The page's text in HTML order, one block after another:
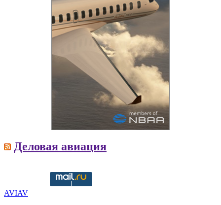
Деловая авиация
AVIAV